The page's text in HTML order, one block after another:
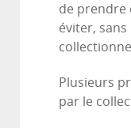
de prendre
éviter,
Plusieurs
par le